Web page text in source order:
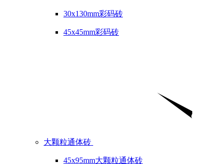
30x130mm彩码砖
45x45mm彩码砖
大颗粒通体砖
45x95mm大颗粒通体砖